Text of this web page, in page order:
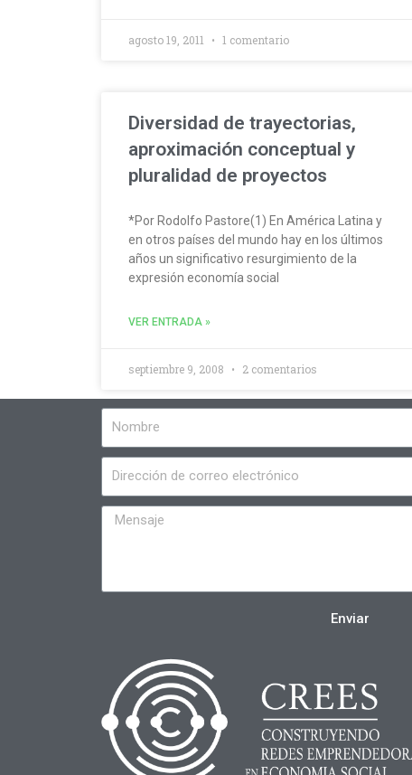
agosto 19, 2011 1 comentario
Diversidad de trayectorias,
aproximación conceptual y
pluralidad de proyectos
*Por Rodolfo Pastore(1) En América Latina y
en otros países del mundo hay en los últimos
años un significativo resurgimiento de la
expresión economía social
VER ENTRADA »
septiembre 9, 2008 2 comentarios
Enviar